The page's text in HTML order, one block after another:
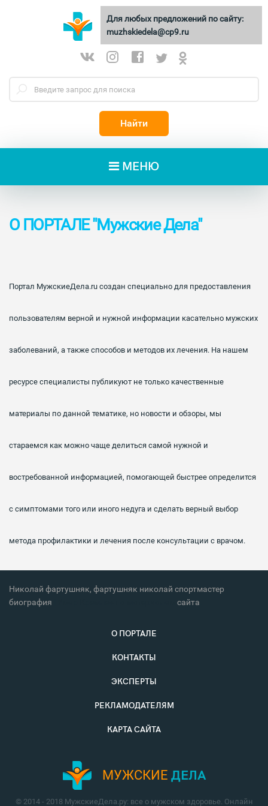
МУЖСКИЕДЕЛА
Найти
МЕНЮ
О ПОРТАЛЕ "Мужские Дела"
Портал МужскиеДела.ru создан специально для предоставления
пользователям верной и нужной информации касательно мужских
заболеваний, а также способов и методов их лечения. На нашем
ресурсе специалисты публикуют не только качественные
материалы по данной тематике, но новости и обзоры, мы
стараемся как можно чаще делиться самой нужной и
востребованной информацией, помогающей быстрее определится
с симптомами того или иного недуга и сделать верный выбор
метода профилактики и лечения после консультации с врачом.
Николай фартушняк, фартушняк николай спортмастер
биография
сайта
О ПОРТАЛЕ
КОНТАКТЫ
ЭКСПЕРТЫ
РЕКЛАМОДАТЕЛЯМ
КАРТА САЙТА
МУЖСКИЕ ДЕЛА
© 2014 - 2018 МужскиеДела.ру: все о мужском здоровье. Онлайн
Для любых предложений по сайту:
muzhskiedela@cp9.ru